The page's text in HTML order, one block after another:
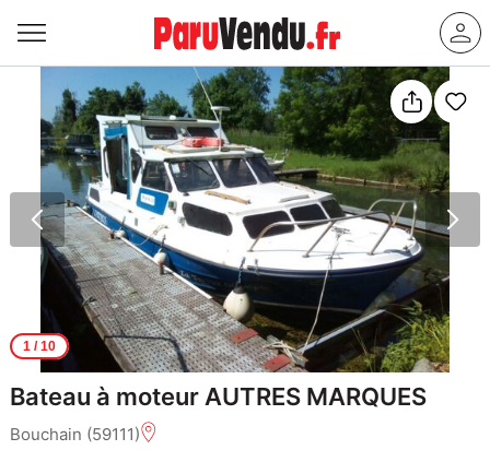
1/ 10
Bateau à moteur AUTRES MARQUES
Bouchain (59111)